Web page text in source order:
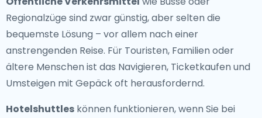
Regionalzüge sind zwar günstig, aber selten die
bequemste Lösung – vor allem nach einer
anstrengenden Reise. Für Touristen, Familien oder
ältere Menschen ist das Navigieren, Ticketkaufen und
Umsteigen mit Gepäck oft herausfordernd.
Hotelshuttles können funktionieren, wenn Sie bei